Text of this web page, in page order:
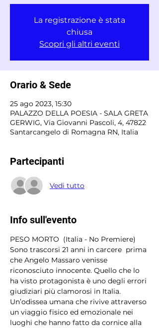
La registrazione è stata
chiusa
Scopri gli altri eventi
Orario & Sede
25 ago 2023, 15:30
PALAZZO DELLA POESIA - SALA GRETA
GERWIG, Via Giovanni Pascoli, 4, 47822
Santarcangelo di Romagna RN, Italia
Partecipanti
Vedi tutto
Info sull'evento
PESO MORTO  (Italia - No Premiere)
Sono trascorsi 21 anni in carcere  prima
che Angelo Massaro venisse
riconosciuto innocente. Quello che lo
ha visto protagonista è uno degli errori
giudiziari più clamorosi in Italia.
Un’odissea umana che rivive attraverso
un viaggio fisico ed emozionale nei
luoghi che hanno fatto da cornice alla